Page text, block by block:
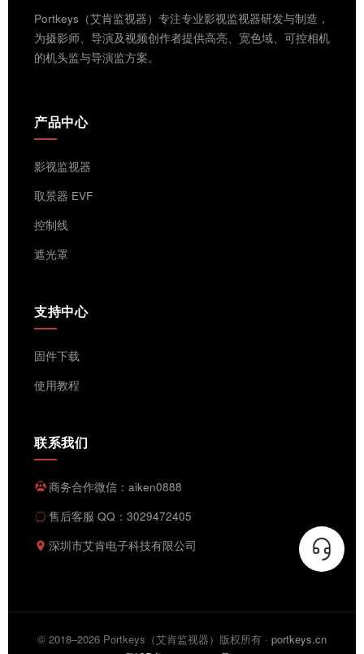
Portkeys（艾肯监视器）专注专业影视监视器研发与制造，
为摄影师、导演及视频创作者提供高亮、宽色域、可控相机
的机头监与导演监方案。
产品中心
影视监视器
取景器 EVF
控制线
遮光罩
支持中心
固件下载
使用教程
联系我们
商务合作微信：aiken0888
售后客服 QQ：3029472405
深圳市艾肯电子科技有限公司
© 2018–2026 Portkeys（艾肯监视器）版权所有 · portkeys.cn